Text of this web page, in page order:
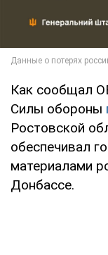
Как сообщал
Силы обороны
Ростовской
обеспечивал
материалами
Донбассе.